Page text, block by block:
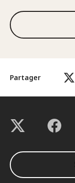
Partager